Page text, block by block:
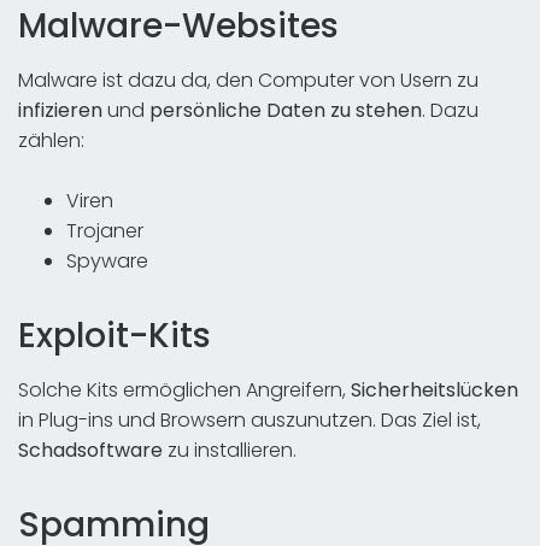
Malware-Websites
Malware ist dazu da, den Computer von Usern zu
infizierenund persönliche Daten zu stehen. Dazu
zählen:
Viren
Trojaner
Spyware
Exploit-Kits
Solche Kits ermöglichen Angreifern, Sicherheitslücken
in Plug-ins und Browsern auszunutzen. Das Ziel ist,
Schadsoftware zu installieren.
Spamming